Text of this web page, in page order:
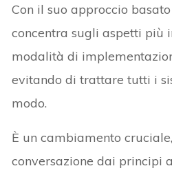
Con il suo approccio basato
concentra sugli aspetti più
modalità di
evitando di trattare tutti i
modo.
È un cambiamento
conversazione dai principi